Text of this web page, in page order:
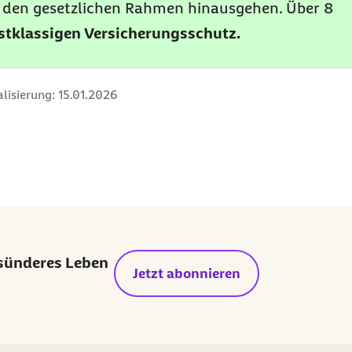
gesetzlichen Rahmen hinausgehen. Über 8
Versicherungsschutz.
15.01.2026
Leben
Jetzt abonnieren